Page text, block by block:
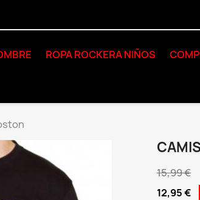
ROPA ROCKERA NIÑOS
15,99 €
12,95 €